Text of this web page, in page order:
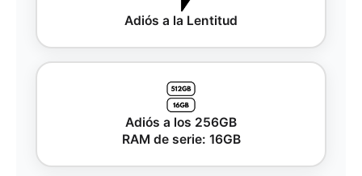
Adiós a la Lentitud
Adiós a los 256GB
RAM de serie: 16GB